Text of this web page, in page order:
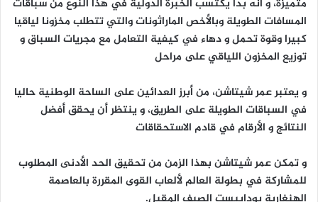
متميزة، و أنه بدأ يكتسب الخبرة الدولية في هذا النوع من سباقات
المسافات الطويلة وبالأخص الماراثونات والتي تتطلب مخزونا لياقيا
كبيرا وقوة تحمل و دهاء في كيفية التعامل مع مجريات السباق و
توزيع المخزون اللياقي على مراحل
و يعتبر عمر شيتاشن، من أبرز العدائين على الساحة الوطنية حاليا
في السباقات الطويلة على الطريق، و ينتظر أن يحقق أفضل
النتائج و الأرقام في قادم الاستحقاقات
و تمكن عمر شيتاشن بهذا الزمن من تحقيق الحد الأدنى المطلوب
للمشاركة في بطولة العالم لألعاب القوى المقررة بالعاصمة